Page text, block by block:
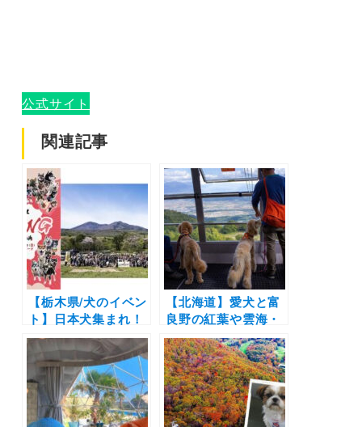
公式サイト
関連記事
【栃木県/犬のイベン
ト】日本犬集まれ！
「ZIPANG2024～日
本犬の祭典～」ショ
ピングや集合写真な
ど（那須ハイランド
パーク）4/14
【北海道】愛犬と富
良野の紅葉や雲海・
ドッグランを楽しも
う！「富良野ロープ
ウェー」が今年から
ワンちゃん専用便の
運行開始（2021年
10月1日～17日）